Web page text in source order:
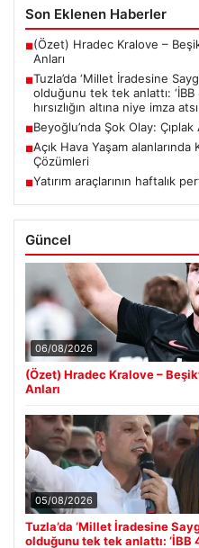
Son Eklenen Haberler
■(Özet) Hradec Kralove –
Anları
■Tuzla’da ‘Millet İradesine
olduğunu tek tek anlattı:
hırsızlığın altına niye imza
■Beyoğlu’nda Şok Olay:
■Açık Hava Yaşam
Çözümleri
■Yatırım araçlarının haftalık
Güncel
06/08/2026
(Özet) Hradec Kralove –
Anları
05/08/2026
Tuzla’da ‘Millet İradesine
olduğunu tek tek anlattı: